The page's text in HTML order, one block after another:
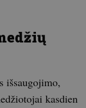
išsaugojimo,
kasdien